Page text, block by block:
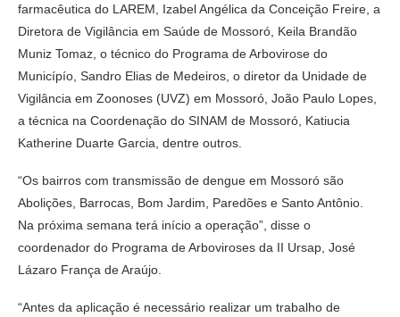
farmacêutica do LAREM, Izabel Angélica da Conceição Freire, a
Diretora de Vigilância em Saúde de Mossoró, Keila Brandão
Muniz Tomaz, o técnico do Programa de Arbovirose do
Municípío, Sandro Elias de Medeiros, o diretor da Unidade de
Vigilância em Zoonoses (UVZ) em Mossoró, João Paulo Lopes,
a técnica na Coordenação do SINAM de Mossoró, Katiucia
Katherine Duarte Garcia, dentre outros.
“Os bairros com transmissão de dengue em Mossoró são
Abolições, Barrocas, Bom Jardim, Paredões e Santo Antônio.
Na próxima semana terá início a operação”, disse o
coordenador do Programa de Arboviroses da II Ursap, José
Lázaro França de Araújo.
“Antes da aplicação é necessário realizar um trabalho de